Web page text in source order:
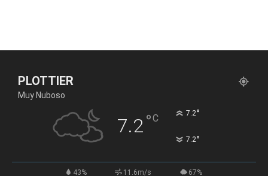
PLOTTIER
Muy Nuboso
7.2°C 7.2°
7.2°
43% 11.6m/s 67%